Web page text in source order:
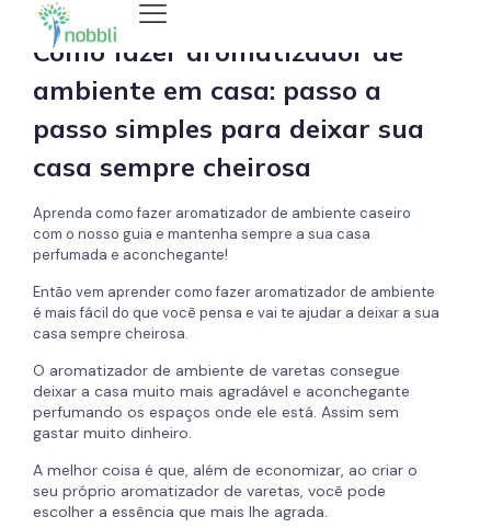
Como fazer aromatizador de
ambiente em casa: passo a
passo simples para deixar sua
casa sempre cheirosa
Aprenda como fazer aromatizador de ambiente caseiro
com o nosso guia e mantenha sempre a sua casa
perfumada e aconchegante!
Então vem aprender como fazer aromatizador de ambiente
é mais fácil do que você pensa e vai te ajudar a deixar a sua
casa sempre cheirosa.
O aromatizador de ambiente de varetas consegue
deixar a casa muito mais agradável e aconchegante
perfumando os espaços onde ele está. Assim sem
gastar muito dinheiro.
A melhor coisa é que, além de economizar, ao criar o
seu próprio aromatizador de varetas, você pode
escolher a essência que mais lhe agrada.